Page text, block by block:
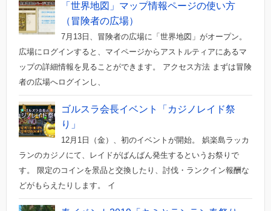
「世界地図」マップ情報ページの使い方
（冒険者の広場）
7月13日、冒険者の広場に「世界地図」がオープン。
広場にログインすると、マイページからアストルティアにあるマ
ップの詳細情報を見ることができます。 アクセス方法 まずは冒険
者の広場へログインし、
ゴルスラ会長イベント「カジノレイド祭
り」
12月1日（金）、初のイベントが開始。 娯楽島ラッカ
ランのカジノにて、レイドがばんばん発生するというお祭りで
す。 限定のコインを景品と交換したり、討伐・ランクイン報酬な
どがもらえたりします。 イ